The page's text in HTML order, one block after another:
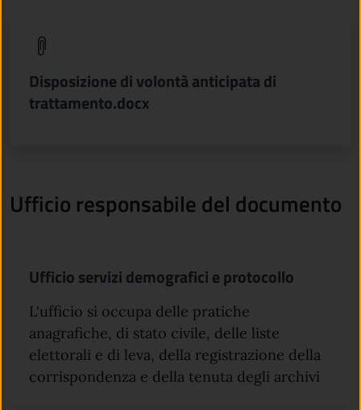
Disposizione di volontà anticipata di
trattamento.docx
(apre in un'altra scheda).
Ufficio responsabile del documento
Ufficio servizi demografici e protocollo
L'ufficio si occupa delle pratiche
anagrafiche, di stato civile, delle liste
elettorali e di leva, della registrazione della
corrispondenza e della tenuta degli archivi